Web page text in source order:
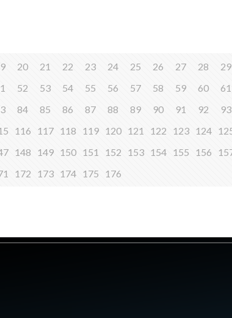
20 21 22 23 24 25 26 27 28 29
52 53 54 55 56 57 58 59 60 61
84 85 86 87 88 89 90 91 92 93
116 117 118 119 120 121 122 123 124
148 149 150 151 152 153 154 155 156
172 173 174 175 176